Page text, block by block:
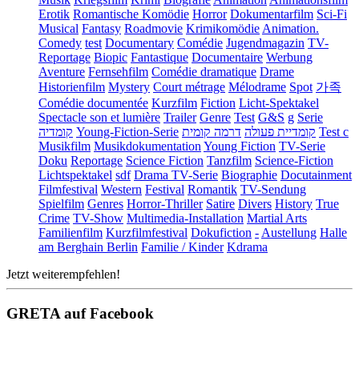
Erotik Romantische Komödie Horror Dokumentarfilm Sci-Fi
Musical Fantasy Roadmovie Krimikomödie Animation.
Comedy test Documentary Comédie Jugendmagazin TV-
Reportage Biopic Fantastique Documentaire Werbung
Aventure Fernsehfilm Comédie dramatique Drame
Historienfilm Mystery Court métrage Mélodrame Spot 가족
Comédie documentée Kurzfilm Fiction Licht-Spektakel
Spectacle son et lumière Trailer Genre Test G&S g Serie
קומדיה Young-Fiction-Serie קומדיית פעולה דרמה קומית
Test c
Musikfilm Musikdokumentation Young Fiction TV-Serie
Doku Reportage Science Fiction Tanzfilm Science-Fiction
Lichtspektakel sdf Drama TV-Serie Biographie Docutainment
Filmfestival Western Festival Romantik TV-Sendung
Spielfilm Genres Horror-Thriller Satire Divers History True
Crime TV-Show Multimedia-Installation Martial Arts
Familienfilm Kurzfilmfestival Dokufiction - Austellung Halle
am Berghain Berlin Familie / Kinder Kdrama
Jetzt weiterempfehlen!
GRETA auf Facebook